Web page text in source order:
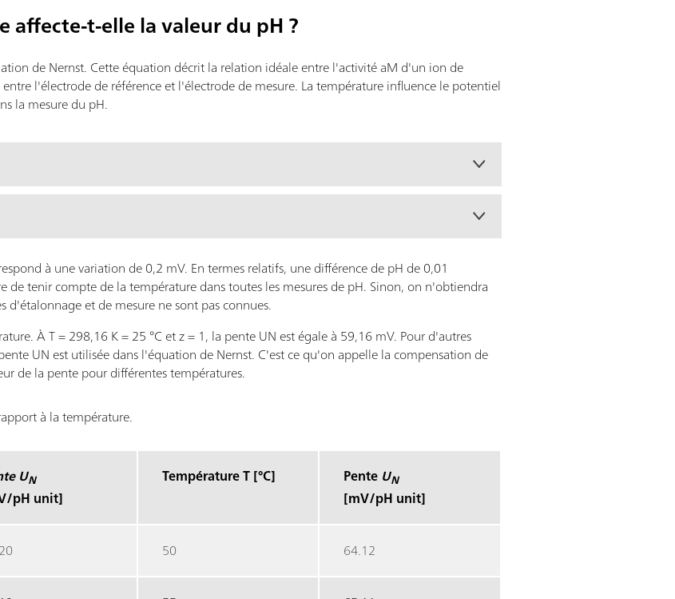
t-elle la valeur du pH ?
de Nernst. Cette équation décrit la relation idéale entre l'activité aM d'un ion de
l'électrode de référence et l'électrode de mesure. La température influence le potentiel
la mesure du pH.
à une variation de 0,2 mV. En termes relatifs, une différence de pH de 0,01
de tenir compte de la température dans toutes les mesures de pH. Sinon, on n'obtiendra
d'étalonnage et de mesure ne sont pas connues.
À T = 298,16 K = 25 °C et z = 1, la pente UN est égale à 59,16 mV. Pour d'autres
UN est utilisée dans l'équation de Nernst. C'est ce qu'on appelle la compensation de
de la pente pour différentes températures.
à la température.
UN
pH unit]
Température T [°C] Pente UN
[mV/pH unit]
50 64.12